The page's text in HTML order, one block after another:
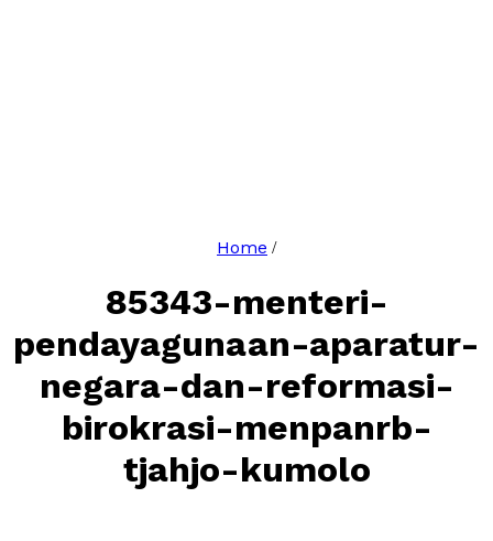
Home /
85343-menteri-
pendayagunaan-aparatur-
negara-dan-reformasi-
birokrasi-menpanrb-
tjahjo-kumolo